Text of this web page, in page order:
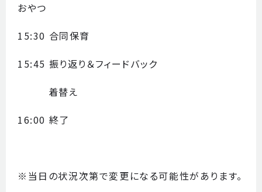
おやつ
15:30 合同保育
15:45 振り返り＆フィードバック
着替え
16:00 終了
※当日の状況次第で変更になる可能性があります。